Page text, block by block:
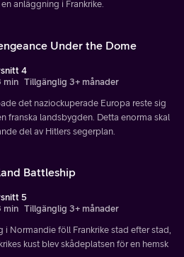
anläggning i Frankrike.
Under the Dome
4
min Tillgänglig 3+ månader
det naziockuperade Europa reste sig
franska landsbygden. Detta enorma skal
del av Hitlers segerplan.
Battleship
5
min Tillgänglig 3+ månader
i Normandie föll Frankrike stad efter stad,
kust blev skådeplatsen för en hemsk